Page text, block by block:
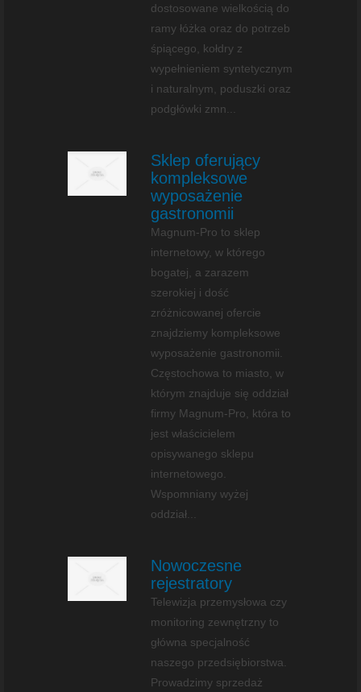
dostosowane wielkością do
ramy łóżka oraz do potrzeb
śpiącego, kołdry z
wypełnieniem syntetycznym
i naturalnym, poduszki oraz
podgłówki zmn...
Sklep oferujący
kompleksowe
wyposażenie
gastronomii
Magnum-Pro to sklep
internetowy, w którego
bogatej, a zarazem
szerokiej i dość
zróżnicowanej ofercie
znajdziemy kompleksowe
wyposażenie gastronomii.
Częstochowa to miasto, w
którym znajduje się oddział
firmy Magnum-Pro, która to
jest właścicielem
opisywanego sklepu
internetowego.
Wspomniany wyżej
oddział...
Nowoczesne
rejestratory
Telewizja przemysłowa czy
monitoring zewnętrzny to
główna specjalność
naszego przedsiębiorstwa.
Prowadzimy sprzedaż